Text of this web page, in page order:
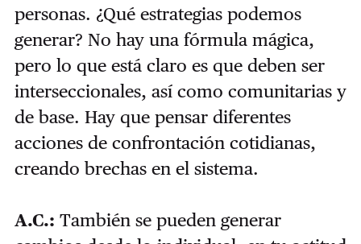
personas. ¿Qué estrategias podemos
generar? No hay una fórmula mágica,
pero lo que está claro es que deben ser
interseccionales, así como comunitarias y
de base. Hay que pensar diferentes
acciones de confrontación cotidianas,
creando brechas en el sistema.
A.C.: También se pueden generar